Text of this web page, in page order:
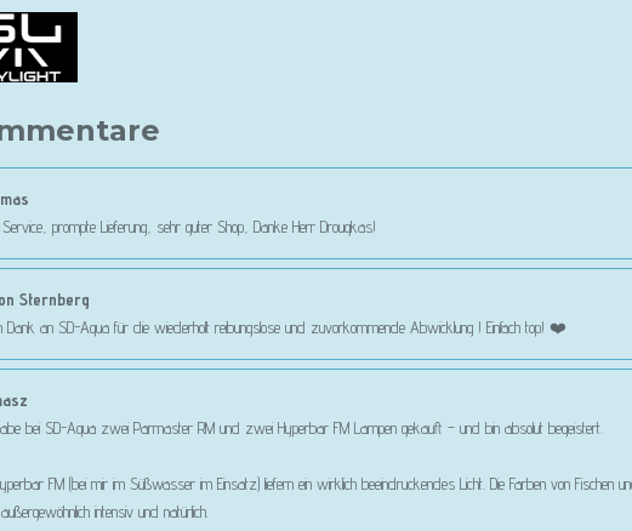
Service, prompte Lieferung, sehr guter Shop, Danke Herr Drougkas!
Sternberg
Dank an SD-Aqua für die wiederholt reibungslose und zuvorkommende Abwicklung ! Einfach top! ❤️
bei SD-Aqua zwei Parmaster RM und zwei Hyperbar FM Lampen gekauft – und bin absolut begeistert.
FM (bei mir im Süßwasser im Einsatz) liefern ein wirklich beeindruckendes Licht. Die Farben von
intensiv und natürlich.